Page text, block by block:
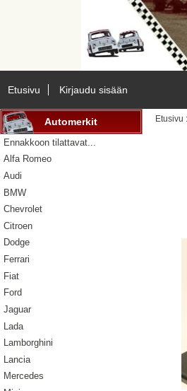
Etusivu Kirjaudu sisään
Automerkit
Ennakkoon tilattavat...
Alfa Romeo
Audi
BMW
Chevrolet
Citroen
Dodge
Ferrari
Fiat
Ford
Jaguar
Lada
Lamborghini
Lancia
Mercedes
Etusivu